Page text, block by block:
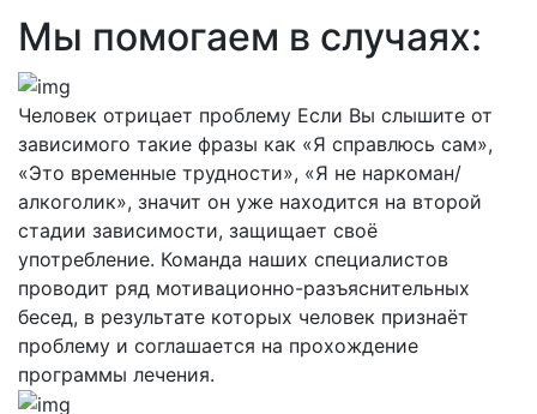
Мы помогаем в случаях:
Человек отрицает проблему Если Вы слышите от
зависимого такие фразы как «Я справлюсь сам»,
«Это временные трудности», «Я не наркоман/
алкоголик», значит он уже находится на второй
стадии зависимости, защищает своё
употребление. Команда наших специалистов
проводит ряд мотивационно-разъяснительных
бесед, в результате которых человек признаёт
проблему и соглашается на прохождение
программы лечения.